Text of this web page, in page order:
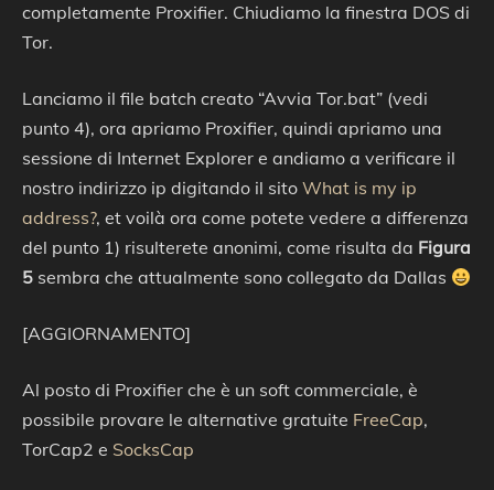
completamente Proxifier. Chiudiamo la finestra DOS di
Tor.
Lanciamo il file batch creato “Avvia Tor.bat” (vedi
punto 4), ora apriamo Proxifier, quindi apriamo una
sessione di Internet Explorer e andiamo a verificare il
nostro indirizzo ip digitando il sito What is my ip
address?, et voilà ora come potete vedere a differenza
del punto 1) risulterete anonimi, come risulta da Figura
5 sembra che attualmente sono collegato da Dallas
[AGGIORNAMENTO]
Al posto di Proxifier che è un soft commerciale, è
possibile provare le alternative gratuite FreeCap,
TorCap2 e SocksCap